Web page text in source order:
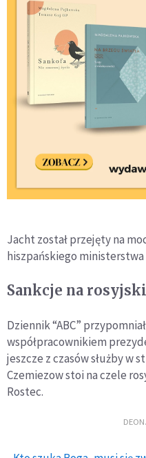
Jacht został przejęty na
hiszpańskiego
Sankcje na
Dziennik “ABC”
współpracownikiem
jeszcze z czasów służby w
Czemiezow stoi na czele
Rostec.